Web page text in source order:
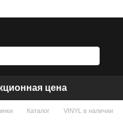
цена
Каталог VINYL в наличии